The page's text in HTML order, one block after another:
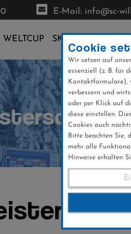
E-Mail: info@sc-
WELTCUP SKI-CLUB
Cookie
Wir setzen auf
essenziell (z. B. für
Kontaktformulare),
verbessern und
oder per Klick auf
diese einstellen.
Cookies auch
Bitte beachten Sie,
mehr alle
Hinweise erhalten